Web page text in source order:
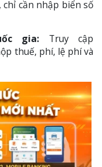
chỉ cần nhập biển số
gia: Truy cập
thuế, phí, lệ phí và